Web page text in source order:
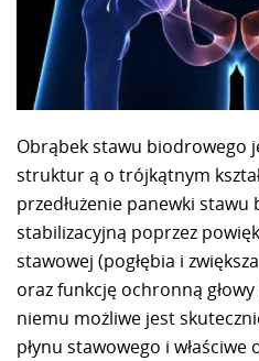
Obrąbek stawu biodrowego
struktur ą o trójkątnym
przedłużenie panewki
stabilizacyjną poprzez
stawowej (pogłębia i
oraz funkcję ochronną
niemu możliwe jest
płynu stawowego i